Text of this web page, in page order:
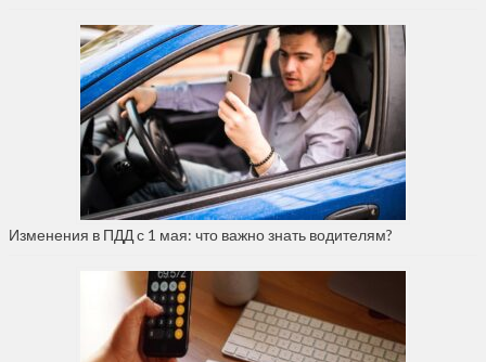
Изменения в ПДД с 1 мая: что важно знать водителям?